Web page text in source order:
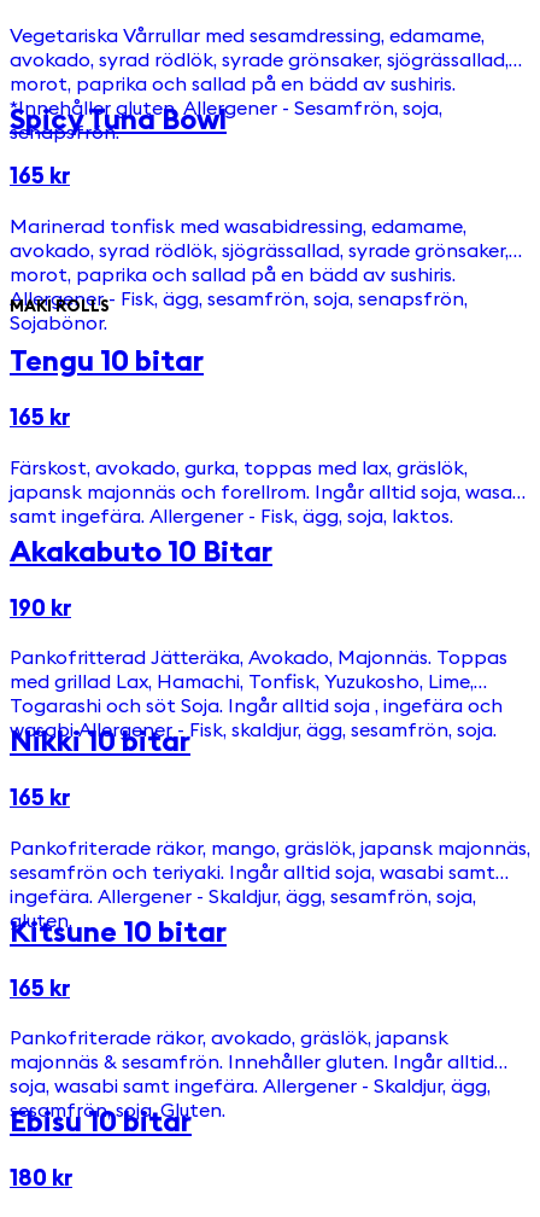
Vegetariska Vårrullar med sesamdressing, edamame,
avokado, syrad rödlök, syrade grönsaker, sjögrässallad,
morot, paprika och sallad på en bädd av sushiris.
*Innehåller gluten. Allergener - Sesamfrön, soja,
senapsfrön.
Spicy Tuna Bowl
165 kr
Marinerad tonfisk med wasabidressing, edamame,
avokado, syrad rödlök, sjögrässallad, syrade grönsaker,
morot, paprika och sallad på en bädd av sushiris.
Allergener - Fisk, ägg, sesamfrön, soja, senapsfrön,
Sojabönor.
MAKI ROLLS
Tengu 10 bitar
165 kr
Färskost, avokado, gurka, toppas med lax, gräslök,
japansk majonnäs och forellrom. Ingår alltid soja, wasabi
samt ingefära. Allergener - Fisk, ägg, soja, laktos.
Akakabuto 10 Bitar
190 kr
Pankofritterad Jätteräka, Avokado, Majonnäs. Toppas
med grillad Lax, Hamachi, Tonfisk, Yuzukosho, Lime,
Togarashi och söt Soja. Ingår alltid soja , ingefära och
wasabi Allergener - Fisk, skaldjur, ägg, sesamfrön, soja.
Nikki 10 bitar
165 kr
Pankofriterade räkor, mango, gräslök, japansk majonnäs,
sesamfrön och teriyaki. Ingår alltid soja, wasabi samt
ingefära. Allergener - Skaldjur, ägg, sesamfrön, soja,
gluten.
Kitsune 10 bitar
165 kr
Pankofriterade räkor, avokado, gräslök, japansk
majonnäs & sesamfrön. Innehåller gluten. Ingår alltid
soja, wasabi samt ingefära. Allergener - Skaldjur, ägg,
sesamfrön, soja, Gluten.
Ebisu 10 bitar
180 kr